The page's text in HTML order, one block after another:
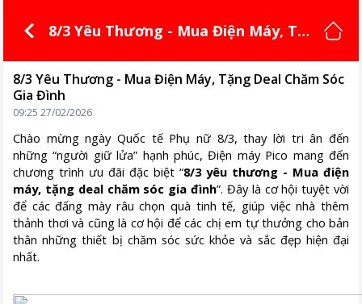
8/3 Yêu Thương - Mua Điện Máy, Tặ
8/3 Yêu Thương - Mua Điện Máy, Tặng Deal Chăm Sóc
Gia Đình
09:25 27/02/2026
Chào mừng ngày Quốc tế Phụ nữ 8/3, thay lời tri ân đến
những “người giữ lửa” hạnh phúc, Điện máy Pico mang đến
chương trình ưu đãi đặc biệt “8/3 yêu thương - Mua điện
máy, tặng deal chăm sóc gia đình”. Đây là cơ hội tuyệt vời
để các đấng mày râu chọn quà tinh tế, giúp việc nhà thêm
thảnh thơi và cũng là cơ hội để các chị em tự thưởng cho bản
thân những thiết bị chăm sóc sức khỏe và sắc đẹp hiện đại
nhất.